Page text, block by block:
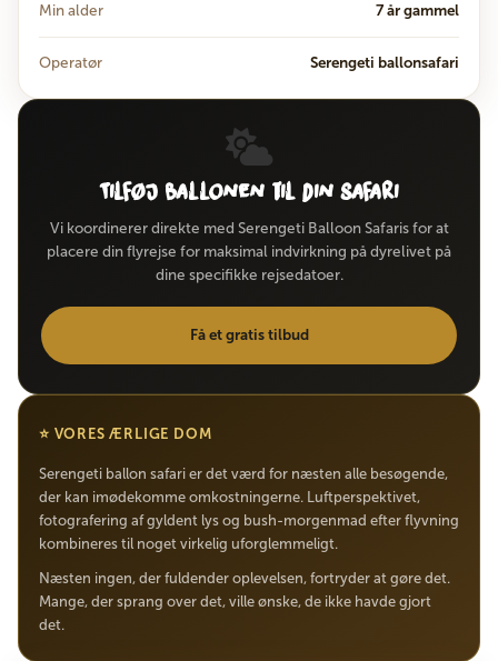
Min alder 7 år gammel
Operatør Serengeti ballonsafari
Tilføj ballonen til din safari
Vi koordinerer direkte med Serengeti Balloon Safaris for at
placere din flyrejse for maksimal indvirkning på dyrelivet på
dine specifikke rejsedatoer.
Få et gratis tilbud
⭐ VORES ÆRLIGE DOM
Serengeti ballon safari er det værd for næsten alle besøgende,
der kan imødekomme omkostningerne. Luftperspektivet,
fotografering af gyldent lys og bush-morgenmad efter flyvning
kombineres til noget virkelig uforglemmeligt.
Næsten ingen, der fuldender oplevelsen, fortryder at gøre det.
Mange, der sprang over det, ville ønske, de ikke havde gjort
det.